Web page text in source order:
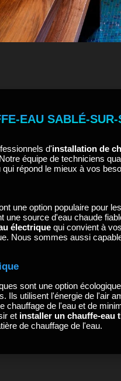
EAU SABLÉ-SUR-
d'installation de
équipe de techniciens
répond le mieux à vos
une option populaire pour
une source d'eau chaude
électrique qui convient à
Nous sommes aussi
sont une option
Ils utilisent l'énergie de l'air
chauffage de l'eau et de
et installer un chauffe-eau
de chauffage de l'eau.